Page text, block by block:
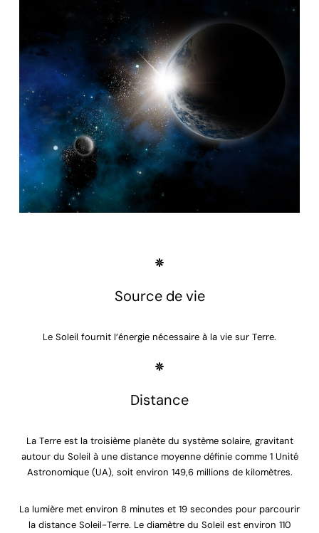
Source de vie
Le Soleil fournit l’énergie nécessaire à la vie sur Terre.
Distance
La Terre est la troisième planète du système solaire, gravitant
autour du Soleil à une distance moyenne définie comme 1 Unité
Astronomique (UA), soit environ 149,6 millions de kilomètres.
La lumière met environ 8 minutes et 19 secondes pour parcourir
la distance Soleil-Terre. Le diamètre du Soleil est environ 110